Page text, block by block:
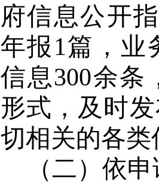
府信息公开
年报1篇，业
信息300余条
形式，及时
切相关的各类
（二）依